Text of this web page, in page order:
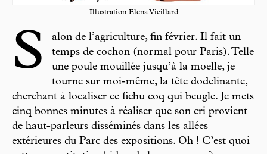
Illustration Elena Vieillard
S
alon de l’agriculture, fin février. Il fait un
temps de cochon (normal pour Paris). Telle
une poule mouillée jusqu’à la moelle, je
tourne sur moi-même, la tête dodelinante,
cherchant à localiser ce fichu coq qui beugle. Je mets
cinq bonnes minutes à réaliser que son cri provient
de haut-parleurs disséminés dans les allées
extérieures du Parc des expositions. Oh ! C’est quoi